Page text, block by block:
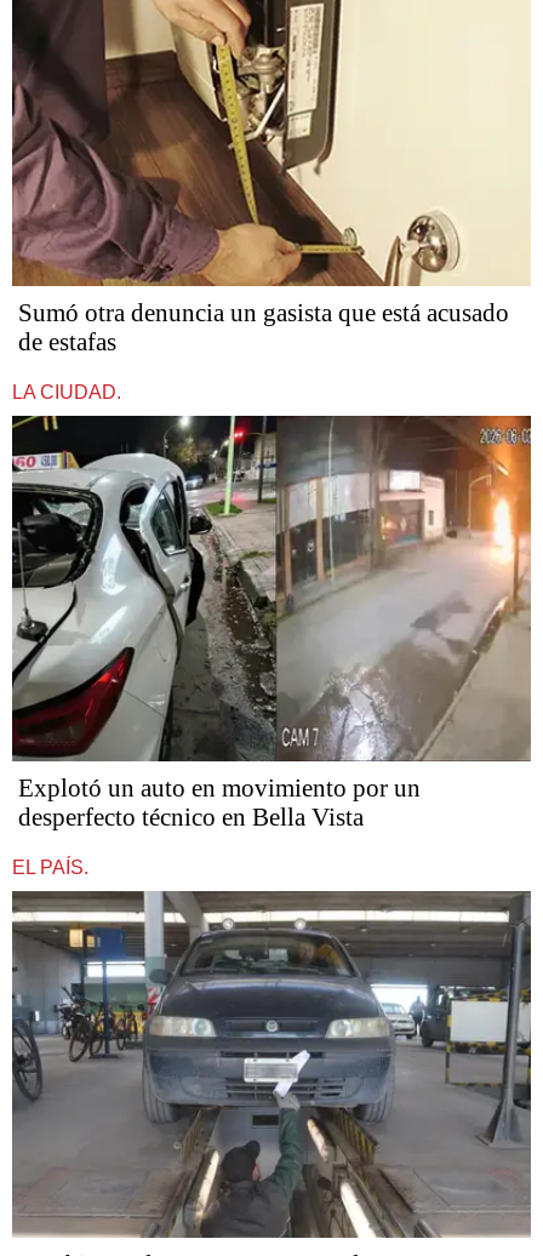
Sumó otra denuncia un gasista que está acusado
de estafas​​​​​
LA CIUDAD.
Explotó un auto en movimiento por un
desperfecto técnico en Bella Vista
EL PAÍS.